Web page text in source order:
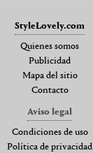
StyleLovely.com
Quienes somos
Publicidad
Mapa del sitio
Contacto
Aviso legal
Condiciones de uso
Política de privacidad